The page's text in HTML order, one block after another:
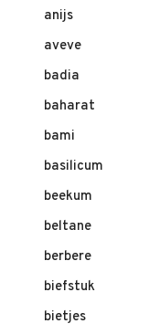
anijs
aveve
badia
baharat
bami
basilicum
beekum
beltane
berbere
biefstuk
bietjes